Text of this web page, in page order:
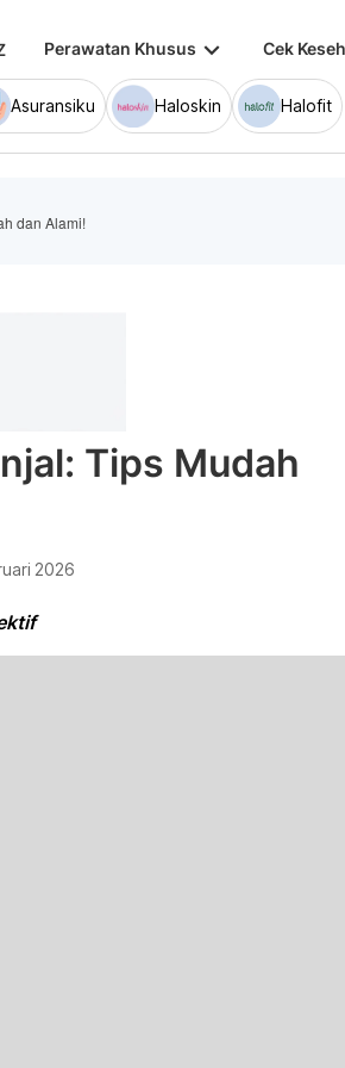
Perawatan Khusus keyboard_arrow_down Cek
Asuransiku Haloskin Halofit
dan Alami!
Tips Mudah
2026